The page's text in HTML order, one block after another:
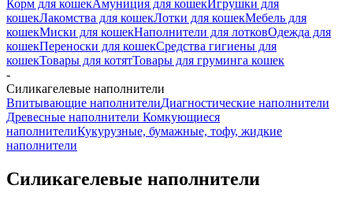
Корм для кошекАмуниция для кошекИгрушки для
кошекЛакомства для кошекЛотки для кошекМебель для
кошекМиски для кошекНаполнители для лотковОдежда для
кошекПереноски для кошекСредства гигиены для
кошекТовары для котятТовары для груминга кошек
-
Силикагелевые наполнители
Впитывающие наполнителиДиагностические наполнители
Древесные наполнители Комкующиеся
наполнителиКукурузные, бумажные, тофу, жидкие
наполнители
Силикагелевые наполнители